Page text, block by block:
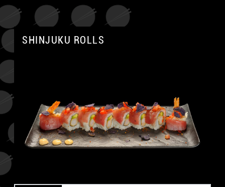
SHINJUKU ROLLS